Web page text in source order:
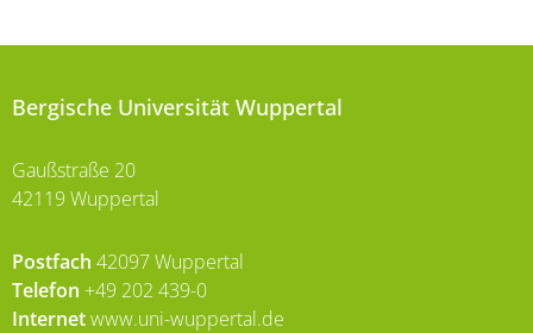
Bergische Universität Wuppertal
Gaußstraße 20
42119 Wuppertal
Postfach 42097 Wuppertal
Telefon +49 202 439-0
Internetwww.uni-wuppertal.de